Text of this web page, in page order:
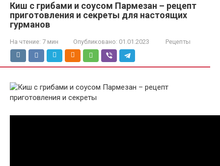
Киш с грибами и соусом Пармезан – рецепт
приготовления и секреты для настоящих
гурманов
На чтение: 7 мин Опубликовано: 01.01.2023 Рецепты